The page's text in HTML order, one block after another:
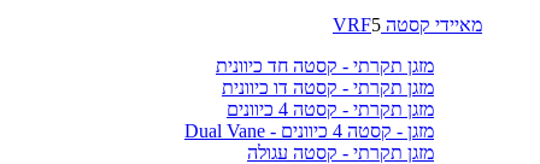
מאיידי קסטה VRF 5
מזגן תקרתי - קסטה חד כיוונית
מזגן תקרתי - קסטה דו כיוונית
מזגן תקרתי - קסטה 4 כיוונים
מזגן - קסטה 4 כיוונים - Dual Vane
מזגן תקרתי - קסטה עגולה